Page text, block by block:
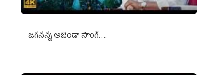
జగనన్న అజెండా సాంగ్….